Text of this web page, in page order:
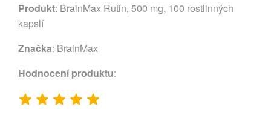
Produkt: BrainMax Rutin, 500 mg, 100 rostlinných
kapslí
Značka: BrainMax
Hodnocení produktu: